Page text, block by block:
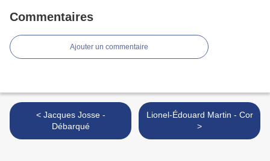
Commentaires
Ajouter un commentaire
< Jacques Josse -
Débarqué
Lionel-Édouard Martin - Cor
>